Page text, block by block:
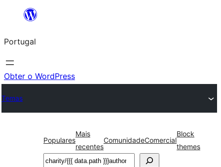
Saltar
o
conteúdo
Portugal
Obter o WordPress
Temas
Populares
Mais
recentes
ComunidadeComercial
Block
themes
Pesquisar